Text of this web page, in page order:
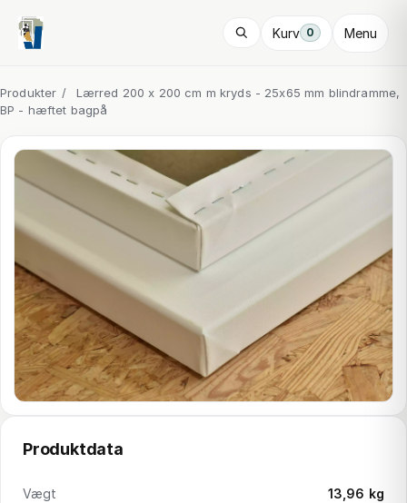
Kurv 0 Menu
Produkter /
Lærred 200 x 200 cm m kryds - 25x65 mm blindramme,
BP - hæftet bagpå
Produktdata
Vægt 13,96 kg